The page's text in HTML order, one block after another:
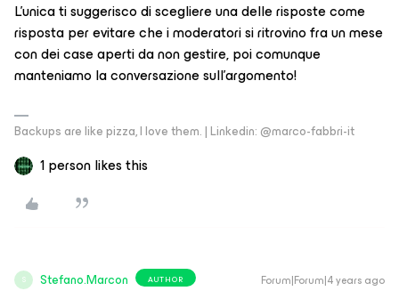
L’unica ti suggerisco di scegliere una delle risposte come
risposta per evitare che i moderatori si ritrovino fra un mese
con dei case aperti da non gestire, poi comunque
manteniamo la conversazione sull’argomento!
Backups are like pizza, I love them. | Linkedin: @marco-fabbri-it
1 person likes this
S Stefano.Marcon AUTHOR Forum|Forum|4 years ago